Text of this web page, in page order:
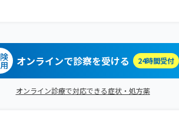
オンラインで診察を受ける 24時間受付
オンライン診療で対応できる症状・処方薬